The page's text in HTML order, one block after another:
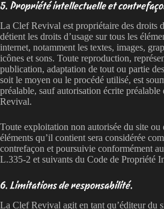
5. Propriété intellectuelle et
La Clef Revival est propriétaire des droits
détient les droits d’usage sur tous les
internet, notamment les textes, images,
icônes et sons. Toute reproduction,
publication, adaptation de tout ou partie
soit le moyen ou le procédé utilisé, est
préalable, sauf autorisation écrite
Revival.
Toute exploitation non autorisée du site ou
éléments qu’il contient sera considérée
contrefaçon et poursuivie conformément
L.335-2 et suivants du Code de Propriété
6. Limitations de responsabilité.
La Clef Revival agit en tant qu’éditeur du